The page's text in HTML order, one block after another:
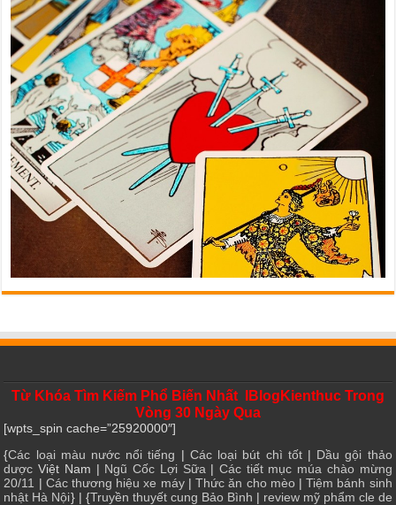
Từ Khóa Tìm Kiếm Phổ Biến Nhất IBlogKienthuc Trong
Vòng 30 Ngày Qua
[wpts_spin cache=”25920000″]
{Các loại màu nước nổi tiếng | Các loại bút chì tốt| Dầu gội thảo
dược Việt Nam | Ngũ Cốc Lợi Sữa| Các tiết mục múa chào mừng
20/11 | Các thương hiệu xe máy|Thức ăn cho mèo|Tiệm bánh sinh
nhật Hà Nội} | {Truyền thuyết cung Bảo Bình | review mỹ phẩm cle de